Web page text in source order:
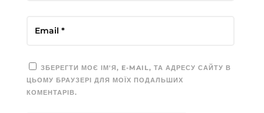
ЗБЕРЕГТИ МОЄ ІМ'Я, E-MAIL, ТА АДРЕСУ САЙТУ В
ЦЬОМУ БРАУЗЕРІ ДЛЯ МОЇХ ПОДАЛЬШИХ
КОМЕНТАРІВ.